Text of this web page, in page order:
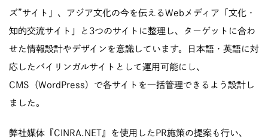
ズ”サイト」、アジア文化の今を伝えるWebメディア「文化・
知的交流サイト」と3つのサイトに整理し、ターゲットに合わ
せた情報設計やデザインを意識しています。日本語・英語に対
応したバイリンガルサイトとして運用可能にし、
CMS（WordPress）で各サイトを一括管理できるよう設計し
ました。
弊社媒体『CINRA.NET』を使用したPR施策の提案も行い、